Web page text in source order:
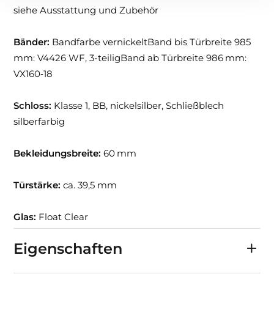
siehe Ausstattung und Zubehör
Bänder: Bandfarbe vernickeltBand bis Türbreite 985
mm: V4426 WF, 3-teiligBand ab Türbreite 986 mm:
VX160‑18
Schloss: Klasse 1, BB, nickelsilber, Schließblech
silberfarbig
Bekleidungsbreite:60 mm
Türstärke: ca. 39,5 mm
Glas: Float Clear
Eigenschaften